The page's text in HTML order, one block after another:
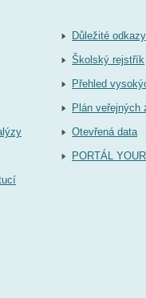
Důležité odkazy
Školský rejstřík
Přehled
Plán veřejných
Otevřená data
PORTÁL